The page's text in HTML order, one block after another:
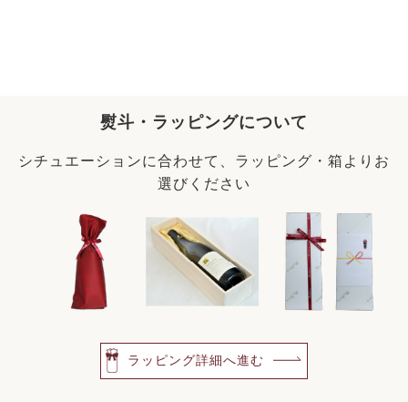
熨斗・ラッピングについて
シチュエーションに合わせて、ラッピング・箱よりお
選びください
ラッピング詳細へ進む